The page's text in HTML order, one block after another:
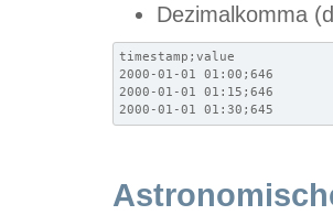
Dezimalkomma
timestamp;value
2000-01-01 01:00;646
2000-01-01 01:15;646
2000-01-01 01:30;645